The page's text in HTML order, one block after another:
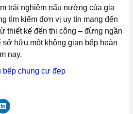
trải nghiệm nấu nướng của gia
tìm kiếm đơn vị uy tín mang đến
thiết kế đến thi công – đừng ngần
sở hữu một không gian bếp hoàn
nay.
bếp chung cư đẹp